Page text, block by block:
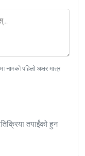
नामको पहिलो अक्षर मात्र
तपाईंको हुन